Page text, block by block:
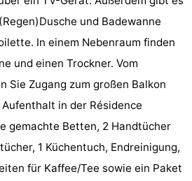
und Badewanne
In einem Nebenraum finden
und einen Trockner. Vom
Sie Zugang zum großen Balkon
in der Résidence
gemachte Betten, 2 Handtücher
1 Küchentuch, Endreinigung,
für Kaffee/Tee sowie ein Paket